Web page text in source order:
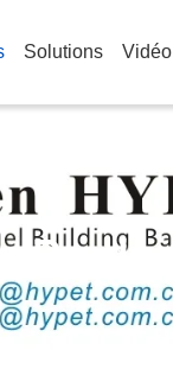
Solutions Vidéo